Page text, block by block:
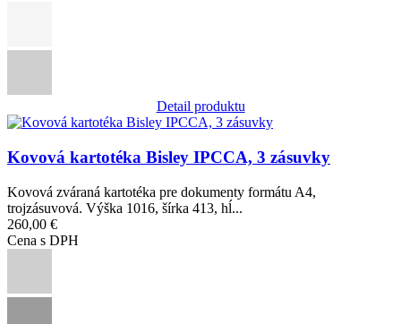
Detail produktu
Obrázok
Kovová kartotéka Bisley IPCCA, 3 zásuvky
Kovová zváraná kartotéka pre dokumenty formátu A4,
trojzásuvová. Výška 1016, šírka 413, hĺ...
260,00 €
Cena s DPH